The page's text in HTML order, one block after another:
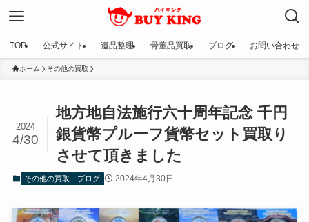
TOP 公式サイト 遺品整理 骨董品買取 ブログ お問い合わせ
ホーム その他の買取
地方地自法施行六十周年記念 千円
銀貨幣プルーフ貨幣セット買取り
させて頂きました
2024
4/30
その他の買取 ブログ 2024年4月30日